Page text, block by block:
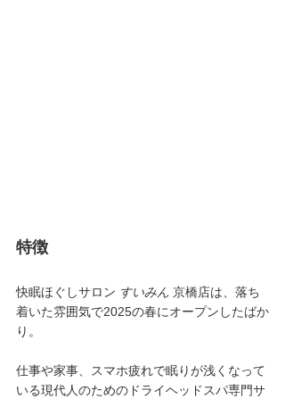
特徴
快眠ほぐしサロン すいみん 京橋店は、落ち
着いた雰囲気で2025の春にオープンしたばか
り。
仕事や家事、スマホ疲れで眠りが浅くなって
いる現代人のためのドライヘッドスパ専門サ